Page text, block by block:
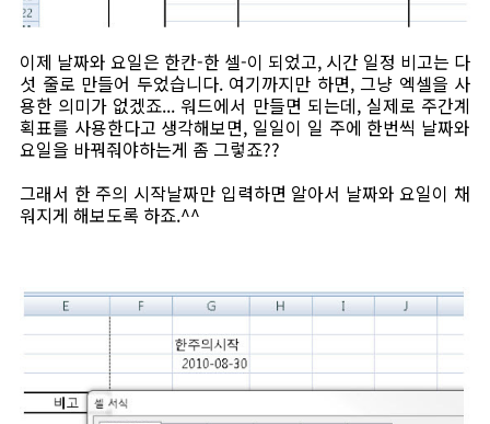
이제 날짜와 요일은 한칸-한 셀-이 되었고, 시간 일정 비고는 다
섯 줄로 만들어 두었습니다. 여기까지만 하면, 그냥 엑셀을 사
용한 의미가 없겠죠... 워드에서 만들면 되는데, 실제로 주간계
획표를 사용한다고 생각해보면, 일일이 일 주에 한번씩 날짜와
요일을 바꿔줘야하는게 좀 그렇죠??
그래서 한 주의 시작날짜만 입력하면 알아서 날짜와 요일이 채
워지게 해보도록 하죠.^^